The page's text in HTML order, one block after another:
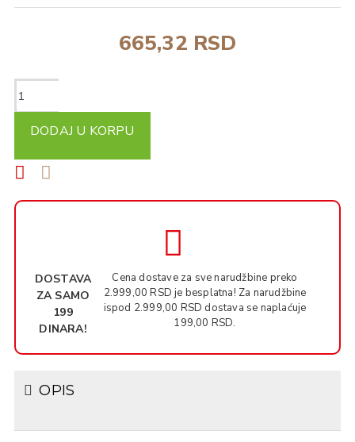
665,32 RSD
DODAJ U KORPU
DOSTAVA
ZA SAMO
199
DINARA!
Cena dostave za sve narudžbine preko
2.999,00 RSD je besplatna! Za narudžbine
ispod 2.999,00 RSD dostava se naplaćuje
199,00 RSD.
OPIS